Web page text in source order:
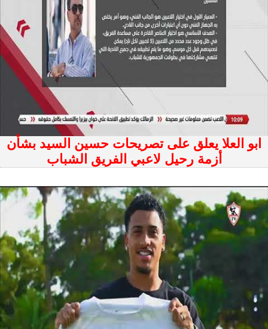
ابو العلا يعلق على تصريحات حسين السيد بشأن
أزمة رحيل لاعبي الفريق الشباب